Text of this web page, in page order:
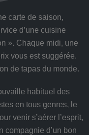
carte de saison,
d’une cuisine
». Chaque midi, une
vous est suggérée.
de tapas du monde.
habituel des
en tous genres, le
venir s’aérer l’esprit,
compagnie d’un bon